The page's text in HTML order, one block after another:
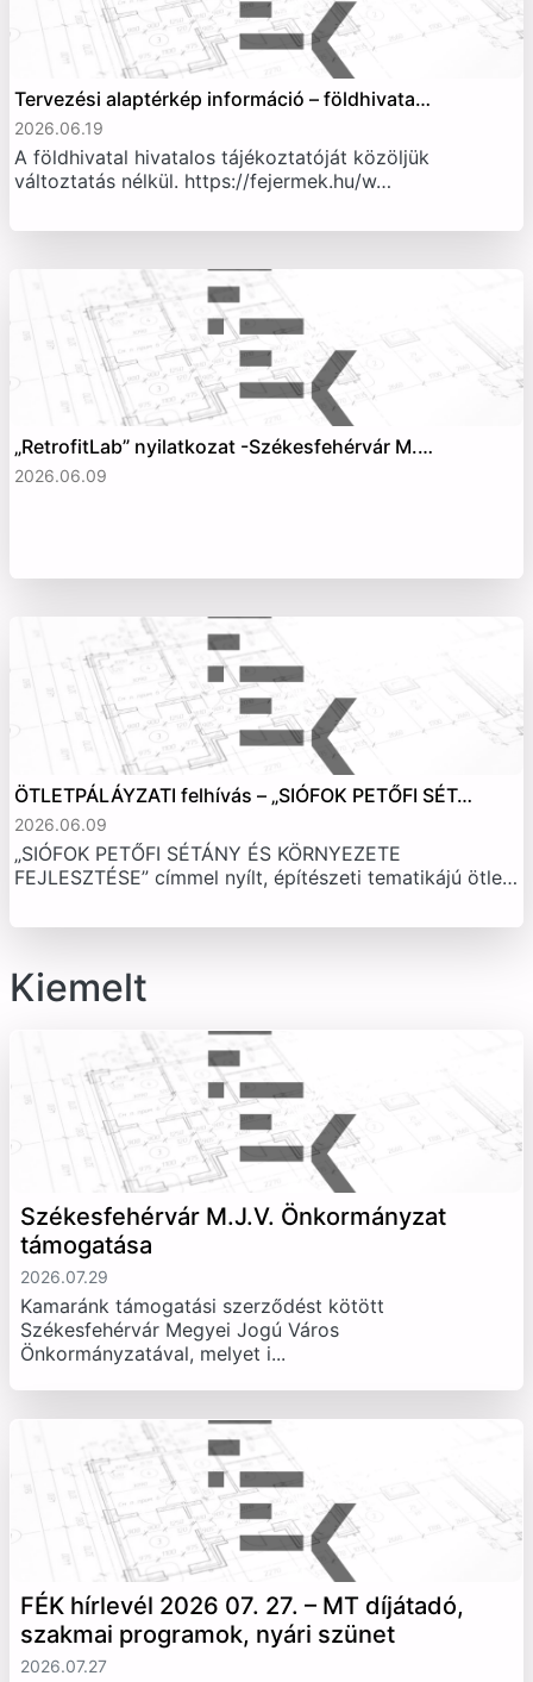
Tervezési alaptérkép információ – földhivata…
2026.06.19
A földhivatal hivatalos tájékoztatóját közöljük
változtatás nélkül. https://fejermek.hu/w…
„RetrofitLab” nyilatkozat -Székesfehérvár M.…
2026.06.09
ÖTLETPÁLÁYZATI felhívás – „SIÓFOK PETŐFI SÉT…
2026.06.09
„SIÓFOK PETŐFI SÉTÁNY ÉS KÖRNYEZETE
FEJLESZTÉSE” címmel nyílt, építészeti tematikájú ötle…
Kiemelt
Székesfehérvár M.J.V. Önkormányzat
támogatása
2026.07.29
Kamaránk támogatási szerződést kötött
Székesfehérvár Megyei Jogú Város
Önkormányzatával, melyet i...
FÉK hírlevél 2026 07. 27. – MT díjátadó,
szakmai programok, nyári szünet
2026.07.27